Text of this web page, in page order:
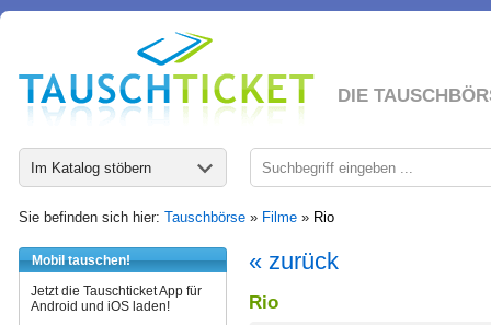
DIE
Im Katalog stöbern
Sie befinden sich hier: Tauschbörse » Filme » Rio
Mobil tauschen!
Jetzt die Tauschticket App für
Android und iOS laden!
« zurück
Rio